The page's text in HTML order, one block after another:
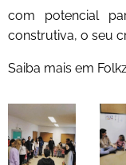
com potencial
construtiva, o seu
Saiba mais em